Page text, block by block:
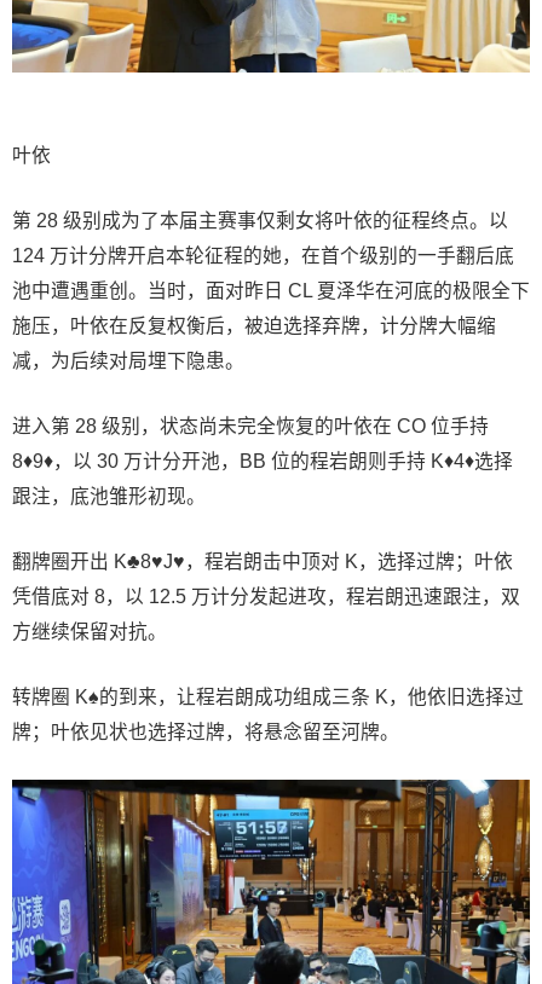
叶依
第 28 级别成为了本届主赛事仅剩女将叶依的征程终点。以
124 万计分牌开启本轮征程的她，在首个级别的一手翻后底
池中遭遇重创。当时，面对昨日 CL 夏泽华在河底的极限全下
施压，叶依在反复权衡后，被迫选择弃牌，计分牌大幅缩
减，为后续对局埋下隐患。
进入第 28 级别，状态尚未完全恢复的叶依在 CO 位手持
8♦9♦，以 30 万计分开池，BB 位的程岩朗则手持 K♦4♦选择
跟注，底池雏形初现。
翻牌圈开出 K♣8♥J♥，程岩朗击中顶对 K，选择过牌；叶依
凭借底对 8，以 12.5 万计分发起进攻，程岩朗迅速跟注，双
方继续保留对抗。
转牌圈 K♠的到来，让程岩朗成功组成三条 K，他依旧选择过
牌；叶依见状也选择过牌，将悬念留至河牌。